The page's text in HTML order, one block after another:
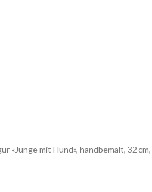
«Junge mit Hund», handbemalt, 32 cm,